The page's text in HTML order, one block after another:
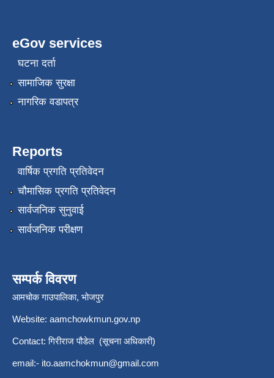
eGov services
घटना दर्ता
सामाजिक सुरक्षा
नागरिक वडापत्र
Reports
वार्षिक प्रगति प्रतिवेदन
चौमासिक प्रगति प्रतिवेदन
सार्वजनिक सुनुवाई
सार्वजनिक परीक्षण
सम्पर्क विवरण
आमचोक गाउपालिका, भोजपुर
Website: aamchowkmun.gov.np
Contact: गिरीराज पौडेल (सूचना अधिकारी)
email:- ito.aamchokmun@gmail.com